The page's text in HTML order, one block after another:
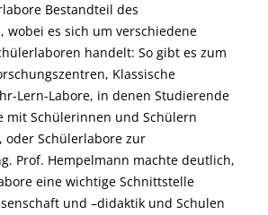
Bestandteil des
wobei es sich um verschiedene
handelt: So gibt es zum
Klassische
Lern-Labore, in denen Studierende
mit Schülerinnen und Schülern
oder Schülerlabore zur
Prof. Hempelmann machte deutlich,
eine wichtige Schnittstelle
und –didaktik und Schulen